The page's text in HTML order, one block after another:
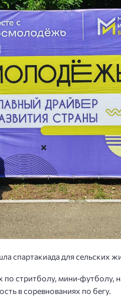
спартакиада для сельских
по стритболу,
в соревнованиях по бегу.